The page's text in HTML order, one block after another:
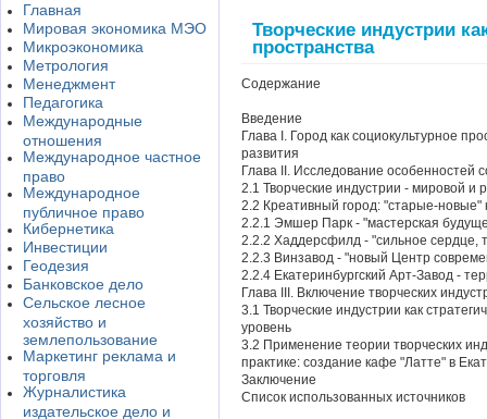
Главная
Мировая экономика МЭО
Микроэкономика
Метрология
Менеджмент
Педагогика
Международные
отношения
Международное частное
право
Международное
публичное право
Кибернетика
Инвестиции
Геодезия
Банковское дело
Сельское лесное
хозяйство и
землепользование
Маркетинг реклама и
торговля
Журналистика
издательское дело и
Творческие индустрии
пространства
Содержание
Введение
Глава I. Город как социокультурное
развития
Глава II. Исследование особенностей
2.1 Творческие индустрии - мировой и
2.2 Креативный город: "старые-новые"
2.2.1 Эмшер Парк - "мастерская
2.2.2 Хаддерсфилд - "сильное сердце,
2.2.3 Винзавод - "новый Центр
2.2.4 Екатеринбургский Арт-Завод -
Глава III. Включение творческих
3.1 Творческие индустрии как
уровень
3.2 Применение теории творческих
практике: создание кафе "Латте" в
Заключение
Список использованных источников